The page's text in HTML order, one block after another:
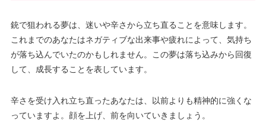
銃で狙われる夢は、迷いや辛さから立ち直ることを意味します。
これまでのあなたはネガティブな出来事や疲れによって、気持ち
が落ち込んでいたのかもしれません。この夢は落ち込みから回復
して、成長することを表しています。
辛さを受け入れ立ち直ったあなたは、以前よりも精神的に強くな
っていますよ。顔を上げ、前を向いていきましょう。